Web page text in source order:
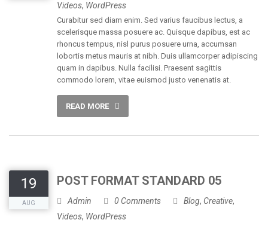
Videos, WordPress
Curabitur sed diam enim. Sed varius faucibus lectus, a
scelerisque massa posuere ac. Quisque dapibus, est ac
rhoncus tempus, nisl purus posuere urna, accumsan
lobortis metus mauris at nibh. Duis ullamcorper adipiscing
quam in dapibus. Nulla facilisi. Praesent sagittis
commodo lorem, vitae euismod justo venenatis at.
READ MORE
19
AUG
POST FORMAT STANDARD 05
Admin 0 Comments Blog, Creative,
Videos, WordPress